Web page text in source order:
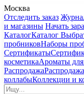
Москва
Отследить заказ
и магазины Начать
КаталогКаталог
пробниковНаборы
Сертификаты
косметикаАроматы
РаспродажаРаспродажа
коллабыКоллекции и